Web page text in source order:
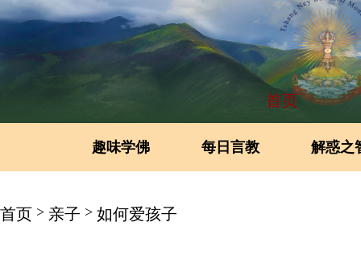
首页
趣味学佛 每日言教 解惑之
首页 > 亲子 > 如何爱孩子